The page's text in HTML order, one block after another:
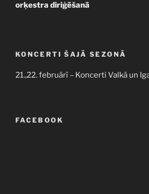
orķestra diriģēšanā
KONCERTI ŠAJĀ SEZONĀ
21.,22. februārī – Koncerti Valkā un
FACEBOOK